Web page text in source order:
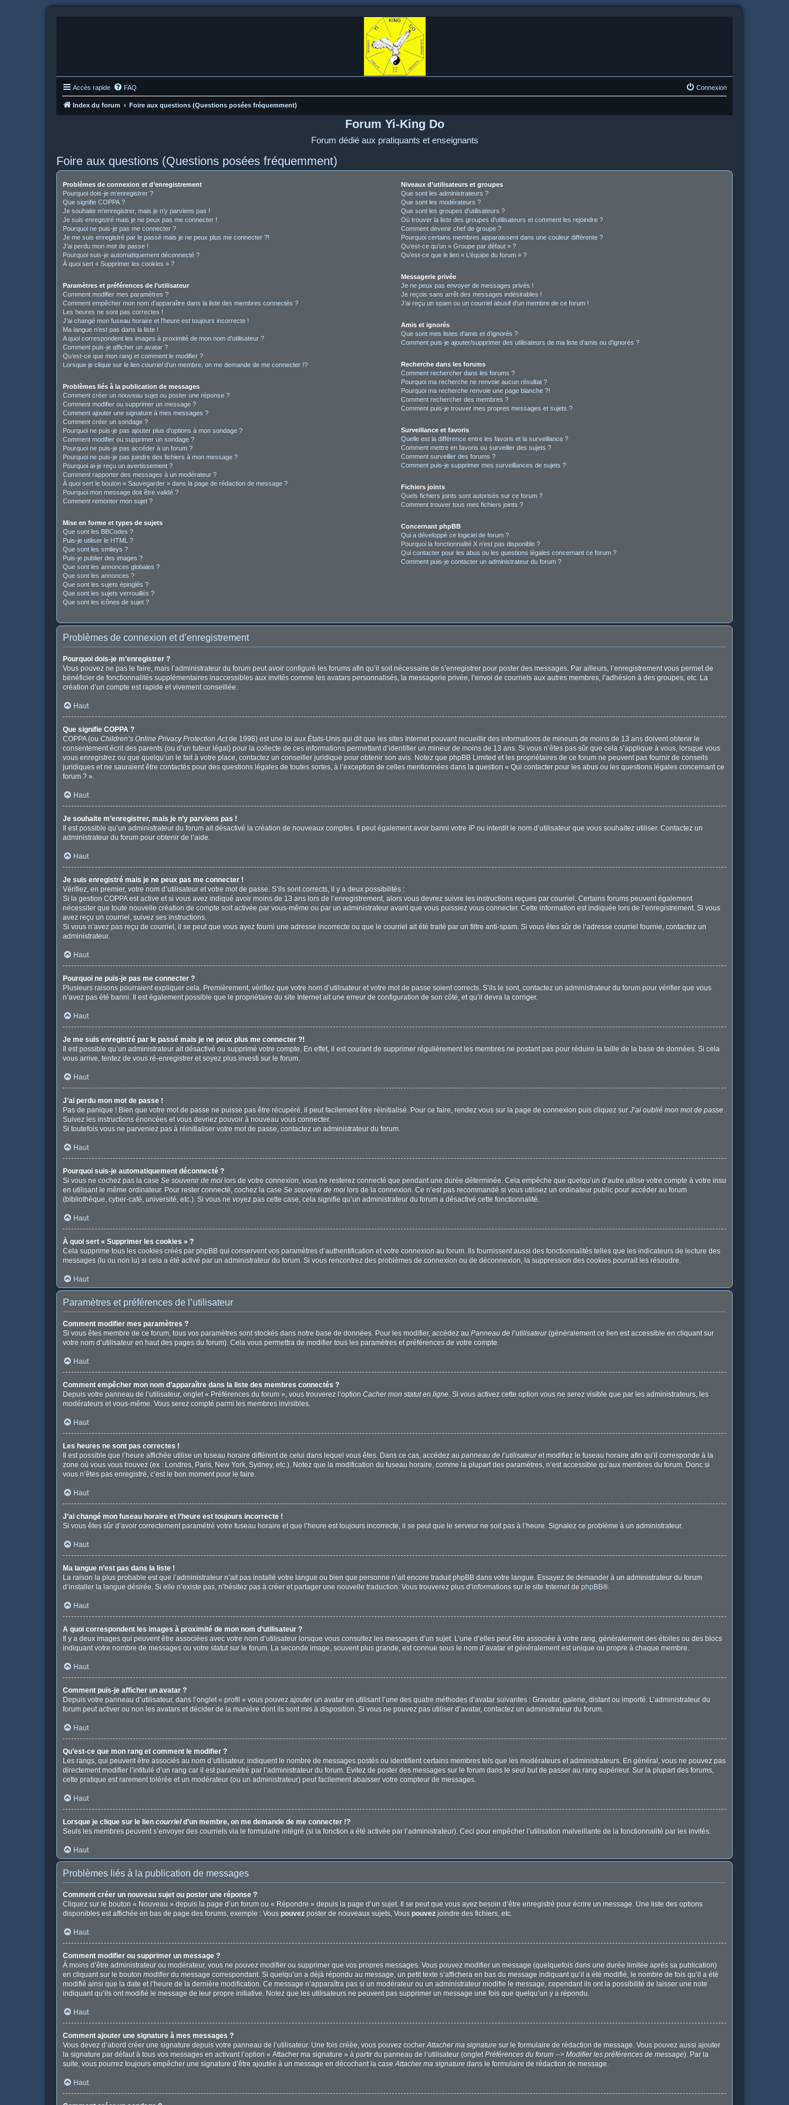
Accès rapide FAQ Connexion
Index du forum Foire aux questions (Questions posées fréquemment)
Forum Yi-King Do
Forum dédié aux pratiquants et enseignants
Foire aux questions (Questions posées fréquemment)
Problèmes de connexion et d’enregistrement
Pourquoi dois-je m’enregistrer ?
Que signifie COPPA ?
Je souhaite m’enregistrer, mais je n’y parviens pas !
Je suis enregistré mais je ne peux pas me connecter !
Pourquoi ne puis-je pas me connecter ?
Je me suis enregistré par le passé mais je ne peux plus me connecter ?!
J’ai perdu mon mot de passe !
Pourquoi suis-je automatiquement déconnecté ?
À quoi sert « Supprimer les cookies » ?
Paramètres et préférences de l’utilisateur
Comment modifier mes paramètres ?
Comment empêcher mon nom d’apparaître dans la liste des membres connectés ?
Les heures ne sont pas correctes !
J’ai changé mon fuseau horaire et l’heure est toujours incorrecte !
Ma langue n’est pas dans la liste !
A quoi correspondent les images à proximité de mon nom d’utilisateur ?
Comment puis-je afficher un avatar ?
Qu’est-ce que mon rang et comment le modifier ?
Lorsque je clique sur le lien courrield’un membre, on me demande de me connecter !?
Problèmes liés à la publication de messages
Comment créer un nouveau sujet ou poster une réponse ?
Comment modifier ou supprimer un message ?
Comment ajouter une signature à mes messages ?
Comment créer un sondage ?
Pourquoi ne puis-je pas ajouter plus d’options à mon sondage ?
Comment modifier ou supprimer un sondage ?
Pourquoi ne puis-je pas accéder à un forum ?
Pourquoi ne puis-je pas joindre des fichiers à mon message ?
Pourquoi ai-je reçu un avertissement ?
Comment rapporter des messages à un modérateur ?
À quoi sert le bouton « Sauvegarder » dans la page de rédaction de message ?
Pourquoi mon message doit être validé ?
Comment remonter mon sujet ?
Mise en forme et types de sujets
Que sont les BBCodes ?
Puis-je utiliser le HTML ?
Que sont les smileys ?
Puis-je publier des images ?
Que sont les annonces globales ?
Que sont les annonces ?
Que sont les sujets épinglés ?
Que sont les sujets verrouillés ?
Que sont les icônes de sujet ?
Niveaux d’utilisateurs et groupes
Que sont les administrateurs ?
Que sont les modérateurs ?
Que sont les groupes d’utilisateurs ?
Où trouver la liste des groupes d’utilisateurs et comment les rejoindre ?
Comment devenir chef de groupe ?
Pourquoi certains membres apparaissent dans une couleur différente ?
Qu’est-ce qu’un « Groupe par défaut » ?
Qu’est-ce que le lien « L’équipe du forum » ?
Messagerie privée
Je ne peux pas envoyer de messages privés !
Je reçois sans arrêt des messages indésirables !
J’ai reçu un spam ou un courriel abusif d’un membre de ce forum !
Amis et ignorés
Que sont mes listes d’amis et d’ignorés ?
Comment puis-je ajouter/supprimer des utilisateurs de ma liste d’amis ou d’ignorés ?
Recherche dans les forums
Comment rechercher dans les forums ?
Pourquoi ma recherche ne renvoie aucun résultat ?
Pourquoi ma recherche renvoie une page blanche ?!
Comment rechercher des membres ?
Comment puis-je trouver mes propres messages et sujets ?
Surveillance et favoris
Quelle est la différence entre les favoris et la surveillance ?
Comment mettre en favoris ou surveiller des sujets ?
Comment surveiller des forums ?
Comment puis-je supprimer mes surveillances de sujets ?
Fichiers joints
Quels fichiers joints sont autorisés sur ce forum ?
Comment trouver tous mes fichiers joints ?
Concernant phpBB
Qui a développé ce logiciel de forum ?
Pourquoi la fonctionnalité X n’est pas disponible ?
Qui contacter pour les abus ou les questions légales concernant ce forum ?
Comment puis-je contacter un administrateur du forum ?
Problèmes de connexion et d’enregistrement
Pourquoi dois-je m’enregistrer ?
Vous pouvez ne pas le faire, mais l’administrateur du forum peut avoir configuré les forums afin qu’il soit nécessaire de s’enregistrer pour poster des messages. Par ailleurs, l’enregistrement vous permet de
bénéficier de fonctionnalités supplémentaires inaccessibles aux invités comme les avatars personnalisés, la messagerie privée, l’envoi de courriels aux autres membres, l’adhésion à des groupes, etc. La
création d’un compte est rapide et vivement conseillée.
Haut
Que signifie COPPA ?
COPPA (ou Children’s Online Privacy Protection Actde 1998) est une loi aux États-Unis qui dit que les sites Internet pouvant recueillir des informations de mineurs de moins de 13 ans doivent obtenir le
consentement écrit des parents (ou d’un tuteur légal) pour la collecte de ces informations permettant d’identifier un mineur de moins de 13 ans. Si vous n’êtes pas sûr que cela s’applique à vous, lorsque vous
vous enregistrez ou que quelqu’un le fait à votre place, contactez un conseiller juridique pour obtenir son avis. Notez que phpBB Limited et les propriétaires de ce forum ne peuvent pas fournir de conseils
juridiques et ne sauraient être contactés pour des questions légales de toutes sortes, à l’exception de celles mentionnées dans la question « Qui contacter pour les abus ou les questions légales concernant ce
forum ? ».
Haut
Je souhaite m’enregistrer, mais je n’y parviens pas !
Il est possible qu’un administrateur du forum ait désactivé la création de nouveaux comptes. Il peut également avoir banni votre IP ou interdit le nom d’utilisateur que vous souhaitez utiliser. Contactez un
administrateur du forum pour obtenir de l’aide.
Haut
Je suis enregistré mais je ne peux pas me connecter !
Vérifiez, en premier, votre nom d’utilisateur et votre mot de passe. S’ils sont corrects, il y a deux possibilités :
Si la gestion COPPA est active et si vous avez indiqué avoir moins de 13 ans lors de l’enregistrement, alors vous devrez suivre les instructions reçues par courriel. Certains forums peuvent également
nécessiter que toute nouvelle création de compte soit activée par vous-même ou par un administrateur avant que vous puissiez vous connecter. Cette information est indiquée lors de l’enregistrement. Si vous
avez reçu un courriel, suivez ses instructions.
Si vous n’avez pas reçu de courriel, il se peut que vous ayez fourni une adresse incorrecte ou que le courriel ait été traité par un filtre anti-spam. Si vous êtes sûr de l’adresse courriel fournie, contactez un
administrateur.
Haut
Pourquoi ne puis-je pas me connecter ?
Plusieurs raisons pourraient expliquer cela. Premièrement, vérifiez que votre nom d’utilisateur et votre mot de passe soient corrects. S’ils le sont, contactez un administrateur du forum pour vérifier que vous
n’avez pas été banni. Il est également possible que le propriétaire du site Internet ait une erreur de configuration de son côté, et qu’il devra la corriger.
Haut
Je me suis enregistré par le passé mais je ne peux plus me connecter ?!
Il est possible qu’un administrateur ait désactivé ou supprimé votre compte. En effet, il est courant de supprimer régulièrement les membres ne postant pas pour réduire la taille de la base de données. Si cela
vous arrive, tentez de vous ré-enregistrer et soyez plus investi sur le forum.
Haut
J’ai perdu mon mot de passe !
Pas de panique ! Bien que votre mot de passe ne puisse pas être récupéré, il peut facilement être réinitialisé. Pour ce faire, rendez vous sur la page de connexion puis cliquez sur J’ai oublié mon mot de passe.
Suivez les instructions énoncées et vous devriez pouvoir à nouveau vous connecter.
Si toutefois vous ne parveniez pas à réinitialiser votre mot de passe, contactez un administrateur du forum.
Haut
Pourquoi suis-je automatiquement déconnecté ?
Si vous ne cochez pas la case Se souvenir de moi lors de votre connexion, vous ne resterez connecté que pendant une durée déterminée. Cela empêche que quelqu’un d’autre utilise votre compte à votre insu
en utilisant le même ordinateur. Pour rester connecté, cochez la case Se souvenir de moi lors de la connexion. Ce n’est pas recommandé si vous utilisez un ordinateur public pour accéder au forum
(bibliothèque, cyber-café, université, etc.). Si vous ne voyez pas cette case, cela signifie qu’un administrateur du forum a désactivé cette fonctionnalité.
Haut
À quoi sert « Supprimer les cookies » ?
Cela supprime tous les cookies créés par phpBB qui conservent vos paramètres d’authentification et votre connexion au forum. Ils fournissent aussi des fonctionnalités telles que les indicateurs de lecture des
messages (lu ou non lu) si cela a été activé par un administrateur du forum. Si vous rencontrez des problèmes de connexion ou de déconnexion, la suppression des cookies pourrait les résoudre.
Haut
Paramètres et préférences de l’utilisateur
Comment modifier mes paramètres ?
Si vous êtes membre de ce forum, tous vos paramètres sont stockés dans notre base de données. Pour les modifier, accédez au Panneau de l’utilisateur(généralement ce lien est accessible en cliquant sur
votre nom d’utilisateur en haut des pages du forum). Cela vous permettra de modifier tous les paramètres et préférences de votre compte.
Haut
Comment empêcher mon nom d’apparaître dans la liste des membres connectés ?
Depuis votre panneau de l’utilisateur, onglet « Préférences du forum », vous trouverez l’option Cacher mon statut en ligne. Si vous activez cette option vous ne serez visible que par les administrateurs, les
modérateurs et vous-même. Vous serez compté parmi les membres invisibles.
Haut
Les heures ne sont pas correctes !
Il est possible que l’heure affichée utilise un fuseau horaire différent de celui dans lequel vous êtes. Dans ce cas, accédez au panneau de l’utilisateuret modifiez le fuseau horaire afin qu’il corresponde à la
zone où vous vous trouvez (ex : Londres, Paris, New York, Sydney, etc.). Notez que la modification du fuseau horaire, comme la plupart des paramètres, n’est accessible qu’aux membres du forum. Donc si
vous n’êtes pas enregistré, c’est le bon moment pour le faire.
Haut
J’ai changé mon fuseau horaire et l’heure est toujours incorrecte !
Si vous êtes sûr d’avoir correctement paramétré votre fuseau horaire et que l’heure est toujours incorrecte, il se peut que le serveur ne soit pas à l’heure. Signalez ce problème à un administrateur.
Haut
Ma langue n’est pas dans la liste !
La raison la plus probable est que l’administrateur n’ait pas installé votre langue ou bien que personne n’ait encore traduit phpBB dans votre langue. Essayez de demander à un administrateur du forum
d’installer la langue désirée. Si elle n’existe pas, n’hésitez pas à créer et partager une nouvelle traduction. Vous trouverez plus d’informations sur le site Internet de phpBB®.
Haut
A quoi correspondent les images à proximité de mon nom d’utilisateur ?
Il y a deux images qui peuvent être associées avec votre nom d’utilisateur lorsque vous consultez les messages d’un sujet. L’une d’elles peut être associée à votre rang, généralement des étoiles ou des blocs
indiquant votre nombre de messages ou votre statut sur le forum. La seconde image, souvent plus grande, est connue sous le nom d’avatar et généralement est unique ou propre à chaque membre.
Haut
Comment puis-je afficher un avatar ?
Depuis votre panneau d’utilisateur, dans l’onglet « profil » vous pouvez ajouter un avatar en utilisant l’une des quatre méthodes d’avatar suivantes : Gravatar, galerie, distant ou importé. L’administrateur du
forum peut activer ou non les avatars et décider de la manière dont ils sont mis à disposition. Si vous ne pouvez pas utiliser d’avatar, contactez un administrateur du forum.
Haut
Qu’est-ce que mon rang et comment le modifier ?
Les rangs, qui peuvent être associés au nom d’utilisateur, indiquent le nombre de messages postés ou identifient certains membres tels que les modérateurs et administrateurs. En général, vous ne pouvez pas
directement modifier l’intitulé d’un rang car il est paramétré par l’administrateur du forum. Évitez de poster des messages sur le forum dans le seul but de passer au rang supérieur. Sur la plupart des forums,
cette pratique est rarement tolérée et un modérateur (ou un administrateur) peut facilement abaisser votre compteur de messages.
Haut
Lorsque je clique sur le lien courrield’un membre, on me demande de me connecter !?
Seuls les membres peuvent s’envoyer des courriels via le formulaire intégré (si la fonction a été activée par l’administrateur). Ceci pour empêcher l’utilisation malveillante de la fonctionnalité par les invités.
Haut
Problèmes liés à la publication de messages
Comment créer un nouveau sujet ou poster une réponse ?
Cliquez sur le bouton « Nouveau » depuis la page d’un forum ou « Répondre » depuis la page d’un sujet. Il se peut que vous ayez besoin d’être enregistré pour écrire un message. Une liste des options
disponibles est affichée en bas de page des forums, exemple : Vous pouvez poster de nouveaux sujets, Vous pouvez joindre des fichiers, etc.
Haut
Comment modifier ou supprimer un message ?
À moins d’être administrateur ou modérateur, vous ne pouvez modifier ou supprimer que vos propres messages. Vous pouvez modifier un message (quelquefois dans une durée limitée après sa publication)
en cliquant sur le bouton modifierdu message correspondant. Si quelqu’un a déjà répondu au message, un petit texte s’affichera en bas du message indiquant qu’il a été modifié, le nombre de fois qu’il a été
modifié ainsi que la date et l’heure de la dernière modification. Ce message n’apparaîtra pas si un modérateur ou un administrateur modifie le message, cependant ils ont la possibilité de laisser une note
indiquant qu’ils ont modifié le message de leur propre initiative. Notez que les utilisateurs ne peuvent pas supprimer un message une fois que quelqu’un y a répondu.
Haut
Comment ajouter une signature à mes messages ?
Vous devez d’abord créer une signature depuis votre panneau de l’utilisateur. Une fois créée, vous pouvez cocherAttacher ma signature sur le formulaire de rédaction de message. Vous pouvez aussi ajouter
la signature par défaut à tous vos messages en activant l’option « Attacher ma signature » à partir du panneau de l’utilisateur (ongletPréférences du forum --> Modifier les préférences de message). Par la
suite, vous pourrez toujours empêcher une signature d’être ajoutée à un message en décochant la caseAttacher ma signature dans le formulaire de rédaction de message.
Haut